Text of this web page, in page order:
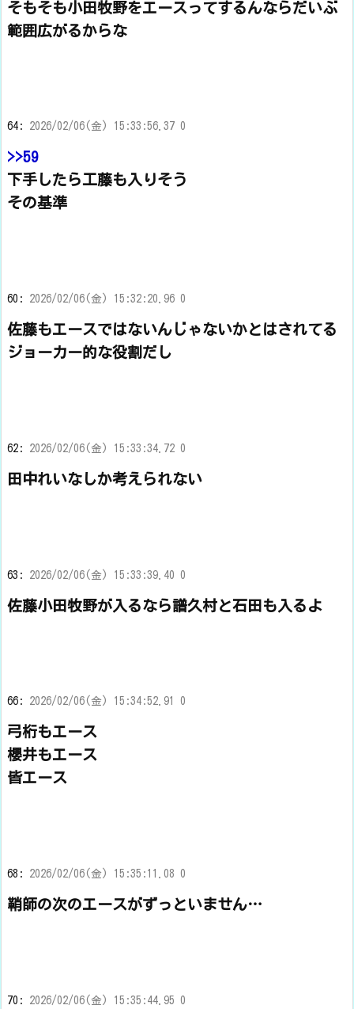
そもそも小田牧野をエースってするんならだいぶ
範囲広がるからな
64: 2026/02/06(金) 15:33:56.37 0
>>59
下手したら工藤も入りそう
その基準
60: 2026/02/06(金) 15:32:20.96 0
佐藤もエースではないんじゃないかとはされてる
ジョーカー的な役割だし
62: 2026/02/06(金) 15:33:34.72 0
田中れいなしか考えられない
63: 2026/02/06(金) 15:33:39.40 0
佐藤小田牧野が入るなら譜久村と石田も入るよ
66: 2026/02/06(金) 15:34:52.91 0
弓桁もエース
櫻井もエース
皆エース
68: 2026/02/06(金) 15:35:11.08 0
鞘師の次のエースがずっといません…
70: 2026/02/06(金) 15:35:44.95 0